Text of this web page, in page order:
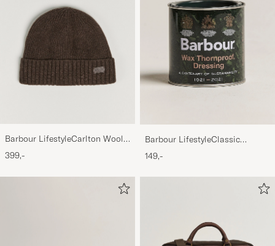
Barbour LifestyleCarlton Wool
BeanieMid Brown
399,-
Barbour LifestyleClassic
Thornproof Dressing
149,-